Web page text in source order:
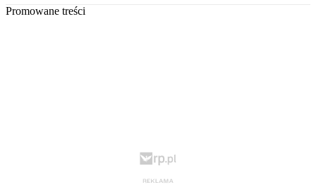
Promowane treści